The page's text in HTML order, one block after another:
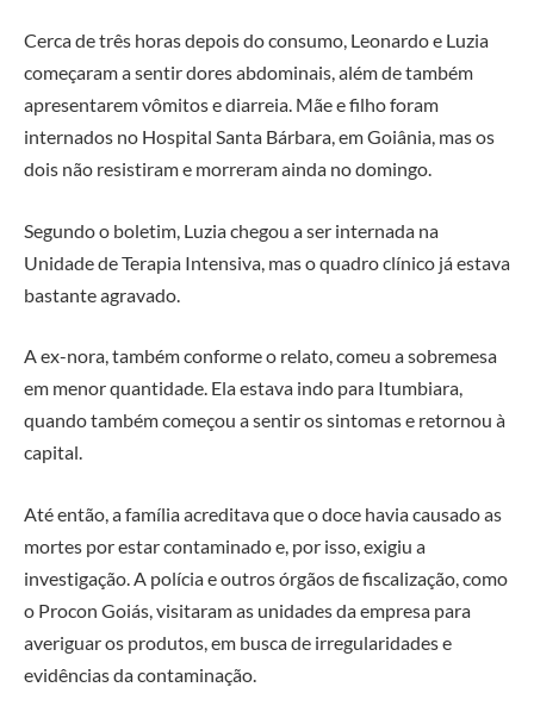
Cerca de três horas depois do consumo, Leonardo e Luzia
começaram a sentir dores abdominais, além de também
apresentarem vômitos e diarreia. Mãe e filho foram
internados no Hospital Santa Bárbara, em Goiânia, mas os
dois não resistiram e morreram ainda no domingo.
Segundo o boletim, Luzia chegou a ser internada na
Unidade de Terapia Intensiva, mas o quadro clínico já estava
bastante agravado.
A ex-nora, também conforme o relato, comeu a sobremesa
em menor quantidade. Ela estava indo para Itumbiara,
quando também começou a sentir os sintomas e retornou à
capital.
Até então, a família acreditava que o doce havia causado as
mortes por estar contaminado e, por isso, exigiu a
investigação. A polícia e outros órgãos de fiscalização, como
o Procon Goiás, visitaram as unidades da empresa para
averiguar os produtos, em busca de irregularidades e
evidências da contaminação.